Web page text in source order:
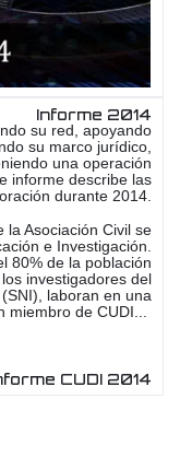
Informe 2014
su red, apoyando
su marco jurídico,
una operación
informe describe las
durante 2014.
la Asociación Civil se
e Investigación.
80% de la población
investigadores del
laboran en una
miembro de CUDI...
CUDI 2014